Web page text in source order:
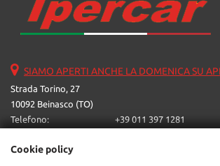
SIAMO APERTI ANCHE LA DOMENICA SU
Strada Torino, 27
10092 Beinasco (TO)
Telefono:
+39 011 397 1281
Indicazioni stradali
Cookie policy